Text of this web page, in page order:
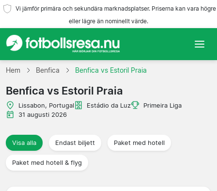
Vi jämför primära och sekundära marknadsplatser. Priserna kan vara högre
eller lägre än nominellt värde.
Hem
Lag
Ligor
Resebyråer
Hem Benfica Benfica vs Estoril Praia
Benfica vs Estoril Praia
Lissabon, Portugal Estádio da Luz
Primeira Liga
31 augusti 2026
Visa alla Endast biljett Paket med hotell
Paket med hotell & flyg